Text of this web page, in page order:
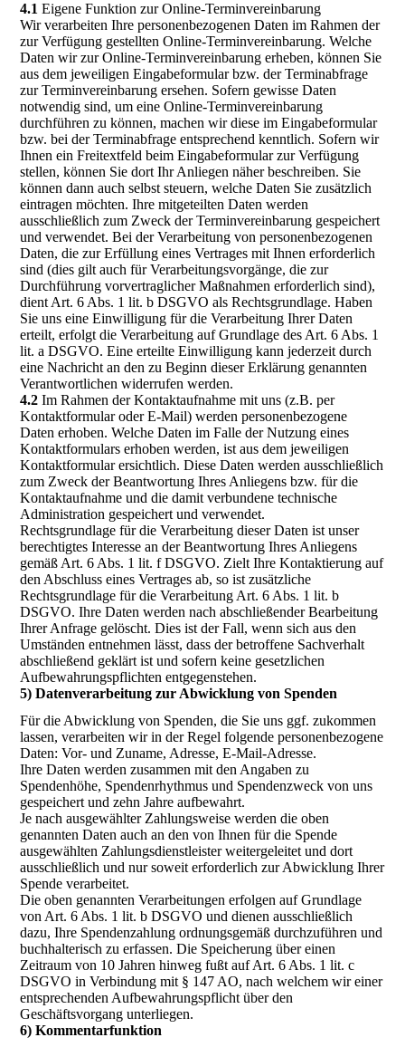
4.1 Eigene Funktion zur Online-Terminvereinbarung
Wir verarbeiten Ihre personenbezogenen Daten im Rahmen der
zur Verfügung gestellten Online-Terminvereinbarung. Welche
Daten wir zur Online-Terminvereinbarung erheben, können Sie
aus dem jeweiligen Eingabeformular bzw. der Terminabfrage
zur Terminvereinbarung ersehen. Sofern gewisse Daten
notwendig sind, um eine Online-Terminvereinbarung
durchführen zu können, machen wir diese im Eingabeformular
bzw. bei der Terminabfrage entsprechend kenntlich. Sofern wir
Ihnen ein Freitextfeld beim Eingabeformular zur Verfügung
stellen, können Sie dort Ihr Anliegen näher beschreiben. Sie
können dann auch selbst steuern, welche Daten Sie zusätzlich
eintragen möchten. Ihre mitgeteilten Daten werden
ausschließlich zum Zweck der Terminvereinbarung gespeichert
und verwendet. Bei der Verarbeitung von personenbezogenen
Daten, die zur Erfüllung eines Vertrages mit Ihnen erforderlich
sind (dies gilt auch für Verarbeitungsvorgänge, die zur
Durchführung vorvertraglicher Maßnahmen erforderlich sind),
dient Art. 6 Abs. 1 lit. b DSGVO als Rechtsgrundlage. Haben
Sie uns eine Einwilligung für die Verarbeitung Ihrer Daten
erteilt, erfolgt die Verarbeitung auf Grundlage des Art. 6 Abs. 1
lit. a DSGVO. Eine erteilte Einwilligung kann jederzeit durch
eine Nachricht an den zu Beginn dieser Erklärung genannten
Verantwortlichen widerrufen werden.
4.2 Im Rahmen der Kontaktaufnahme mit uns (z.B. per
Kontaktformular oder E-Mail) werden personenbezogene
Daten erhoben. Welche Daten im Falle der Nutzung eines
Kontaktformulars erhoben werden, ist aus dem jeweiligen
Kontaktformular ersichtlich. Diese Daten werden ausschließlich
zum Zweck der Beantwortung Ihres Anliegens bzw. für die
Kontaktaufnahme und die damit verbundene technische
Administration gespeichert und verwendet.
Rechtsgrundlage für die Verarbeitung dieser Daten ist unser
berechtigtes Interesse an der Beantwortung Ihres Anliegens
gemäß Art. 6 Abs. 1 lit. f DSGVO. Zielt Ihre Kontaktierung auf
den Abschluss eines Vertrages ab, so ist zusätzliche
Rechtsgrundlage für die Verarbeitung Art. 6 Abs. 1 lit. b
DSGVO. Ihre Daten werden nach abschließender Bearbeitung
Ihrer Anfrage gelöscht. Dies ist der Fall, wenn sich aus den
Umständen entnehmen lässt, dass der betroffene Sachverhalt
abschließend geklärt ist und sofern keine gesetzlichen
Aufbewahrungspflichten entgegenstehen.
5) Datenverarbeitung zur Abwicklung von Spenden
Für die Abwicklung von Spenden, die Sie uns ggf. zukommen
lassen, verarbeiten wir in der Regel folgende personenbezogene
Daten: Vor- und Zuname, Adresse, E-Mail-Adresse.
Ihre Daten werden zusammen mit den Angaben zu
Spendenhöhe, Spendenrhythmus und Spendenzweck von uns
gespeichert und zehn Jahre aufbewahrt.
Je nach ausgewählter Zahlungsweise werden die oben
genannten Daten auch an den von Ihnen für die Spende
ausgewählten Zahlungsdienstleister weitergeleitet und dort
ausschließlich und nur soweit erforderlich zur Abwicklung Ihrer
Spende verarbeitet.
Die oben genannten Verarbeitungen erfolgen auf Grundlage
von Art. 6 Abs. 1 lit. b DSGVO und dienen ausschließlich
dazu, Ihre Spendenzahlung ordnungsgemäß durchzuführen und
buchhalterisch zu erfassen. Die Speicherung über einen
Zeitraum von 10 Jahren hinweg fußt auf Art. 6 Abs. 1 lit. c
DSGVO in Verbindung mit § 147 AO, nach welchem wir einer
entsprechenden Aufbewahrungspflicht über den
Geschäftsvorgang unterliegen.
6) Kommentarfunktion